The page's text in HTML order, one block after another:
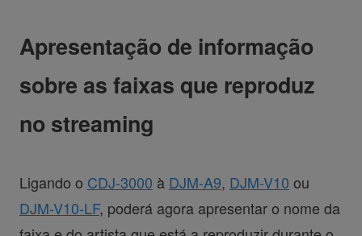
Apresentação de informação
sobre as faixas que reproduz
no streaming
Ligando o CDJ-3000 à DJM-A9, DJM-V10 ou
DJM-V10-LF, poderá agora apresentar o nome da